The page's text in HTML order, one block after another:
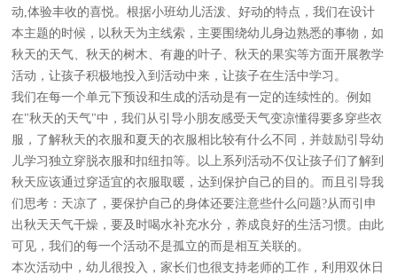
动,体验丰收的喜悦。根据小班幼儿活泼、好动的特点，我们在设计
本主题的时候，以秋天为主线索，主要围绕幼儿身边熟悉的事物，如
秋天的天气、秋天的树木、有趣的叶子、秋天的果实等方面开展教学
活动，让孩子积极地投入到活动中来，让孩子在生活中学习。
我们在每一个单元下预设和生成的活动是有一定的连续性的。例如
在"秋天的天气"中，我们从引导小朋友感受天气变凉懂得要多穿些衣
服，了解秋天的衣服和夏天的衣服相比较有什么不同，并鼓励引导幼
儿学习独立穿脱衣服和扣纽扣等。以上系列活动不仅让孩子们了解到
秋天应该通过穿适宜的衣服取暖，达到保护自己的目的。而且引导我
们思考：天凉了，要保护自己的身体还要注意些什么问题?从而引申
出秋天天气干燥，要及时喝水补充水分，养成良好的生活习惯。由此
可见，我们的每一个活动不是孤立的而是相互关联的。
本次活动中，幼儿很投入，家长们也很支持老师的工作，利用双休日